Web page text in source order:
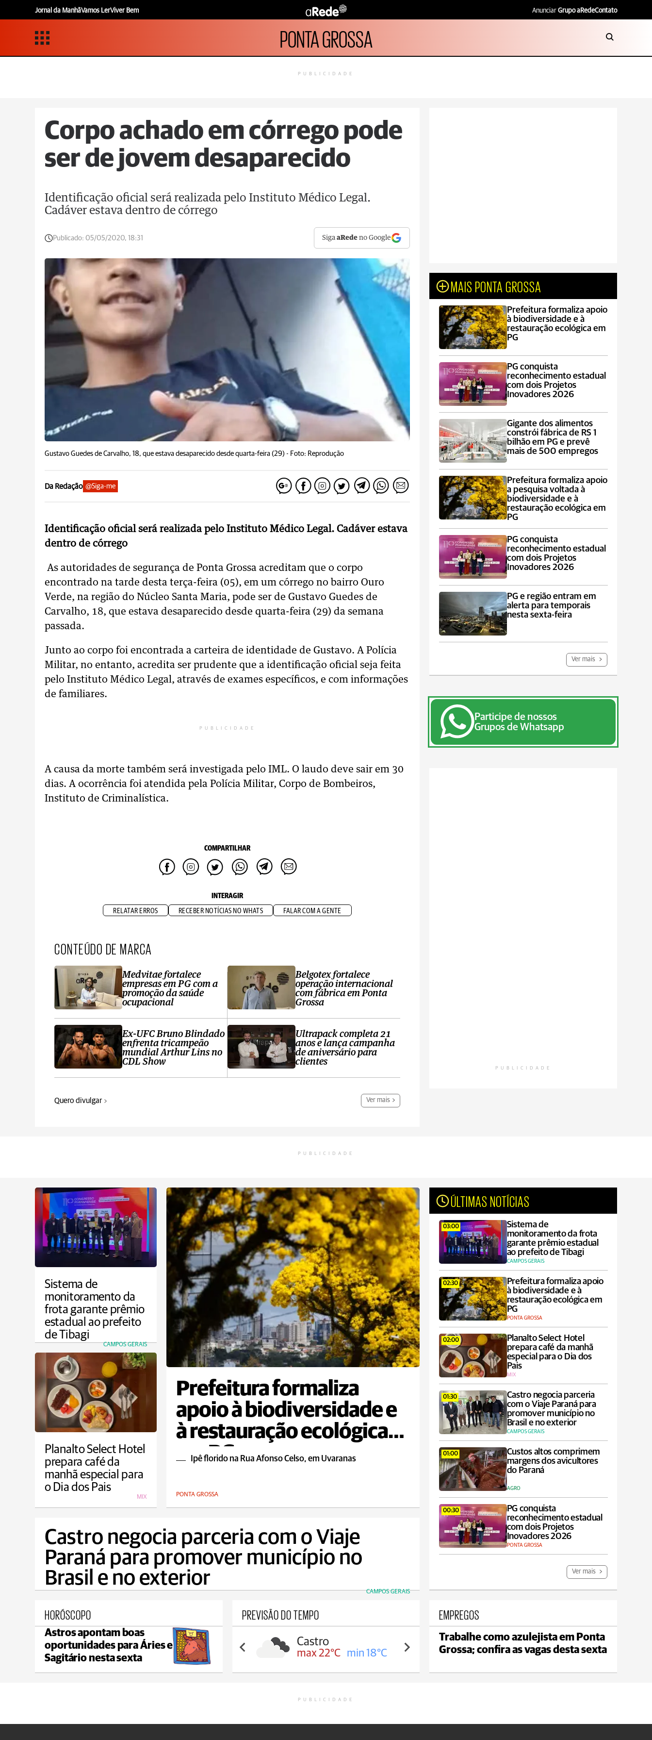
Jornal da ManhãVamos LerViver Bem Anunciar Grupo aRedeContato
PONTA GROSSA
PUBLICIDADE
Corpo achado em córrego pode
ser de jovem desaparecido
Identificação oficial será realizada pelo Instituto Médico Legal.
Cadáver estava dentro de córrego
Publicado: 05/05/2020, 18:31 SigaaRede no Google
Gustavo Guedes de Carvalho, 18, que estava desaparecido desde quarta-feira (29) - Foto: Reprodução
Da Redação @Siga-me
Identificação oficial será realizada pelo Instituto Médico Legal. Cadáver estava
dentro de córrego
As autoridades de segurança de Ponta Grossa acreditam que o corpo
encontrado na tarde desta terça-feira (05), em um córrego no bairro Ouro
Verde, na região do Núcleo Santa Maria, pode ser de Gustavo Guedes de
Carvalho, 18, que estava desaparecido desde quarta-feira (29) da semana
passada.
Junto ao corpo foi encontrada a carteira de identidade de Gustavo. A Polícia
Militar, no entanto, acredita ser prudente que a identificação oficial seja feita
pelo Instituto Médico Legal, através de exames específicos, e com informações
de familiares.
PUBLICIDADE
A causa da morte também será investigada pelo IML. O laudo deve sair em 30
dias. A ocorrência foi atendida pela Polícia Militar, Corpo de Bombeiros,
Instituto de Criminalística.
COMPARTILHAR
INTERAGIR
RELATAR ERROS RECEBER NOTÍCIAS NO WHATS FALAR COM A GENTE
CONTEÚDO DE MARCA
Medvitae fortalece
empresas em PG com a
promoção da saúde
ocupacional
Ex-UFC Bruno Blindado
enfrenta tricampeão
mundial Arthur Lins no
CDL Show
Belgotex fortalece
operação internacional
com fábrica em Ponta
Grossa
Ultrapack completa 21
anos e lança campanha
de aniversário para
clientes
Quero divulgar Ver mais
MAIS PONTA GROSSA
Prefeitura formaliza apoio
à biodiversidade e à
restauração ecológica em
PG
PG conquista
reconhecimento estadual
com dois Projetos
Inovadores 2026
Gigante dos alimentos
constrói fábrica de RS 1
bilhão em PG e prevê
mais de 500 empregos
Prefeitura formaliza apoio
a pesquisa voltada à
biodiversidade e à
restauração ecológica em
PG
PG conquista
reconhecimento estadual
com dois Projetos
Inovadores 2026
PG e região entram em
alerta para temporais
nesta sexta-feira
Ver mais
Participe de nossos
Grupos de Whatsapp
PUBLICIDADE
PUBLICIDADE
Sistema de
monitoramento da
frota garante prêmio
estadual ao prefeito
de Tibagi
CAMPOS GERAIS
Prefeitura formaliza
apoio à biodiversidade e
à restauração ecológica
em PG
Ipê florido na Rua Afonso Celso, em Uvaranas
PONTA GROSSA
ÚLTIMAS NOTÍCIAS
03:00
Sistema de
monitoramento da frota
garante prêmio estadual
ao prefeito de Tibagi
CAMPOS GERAIS
02:30
Prefeitura formaliza apoio
à biodiversidade e à
restauração ecológica em
PG
PONTA GROSSA
02:00
Planalto Select Hotel
prepara café da manhã
especial para o Dia dos
Pais
MIX
01:30
Castro negocia parceria
com o Viaje Paraná para
promover município no
Brasil e no exterior
CAMPOS GERAIS
01:00
Custos altos comprimem
margens dos avicultores
do Paraná
AGRO
00:30
PG conquista
reconhecimento estadual
com dois Projetos
Inovadores 2026
PONTA GROSSA
Ver mais
Planalto Select Hotel
prepara café da
manhã especial para
o Dia dos Pais
MIX
Castro negocia parceria com o Viaje
Paraná para promover município no
Brasil e no exterior
CAMPOS GERAIS
HORÓSCOPO
Astros apontam boas
oportunidades para Áries e
Sagitário nesta sexta
PREVISÃO DO TEMPO
Castro
max 22°C min 18°C
Carambeí
max 21°C min 18°C
Jaguariaíva
max 22°C min 19°C
EMPREGOS
Trabalhe como azulejista em Ponta
Grossa; confira as vagas desta sexta
PUBLICIDADE